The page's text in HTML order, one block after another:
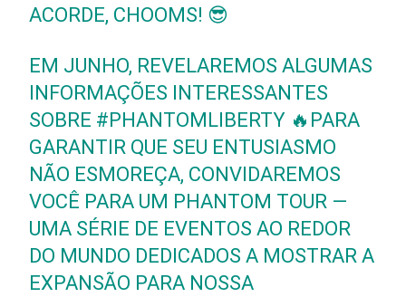
ACORDE, CHOOMS! 😎
EM JUNHO, REVELAREMOS ALGUMAS
INFORMAÇÕES INTERESSANTES
SOBRE #PHANTOMLIBERTY 🔥PARA
GARANTIR QUE SEU ENTUSIASMO
NÃO ESMOREÇA, CONVIDAREMOS
VOCÊ PARA UM PHANTOM TOUR —
UMA SÉRIE DE EVENTOS AO REDOR
DO MUNDO DEDICADOS A MOSTRAR A
EXPANSÃO PARA NOSSA